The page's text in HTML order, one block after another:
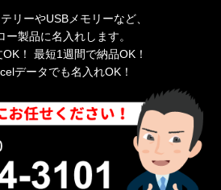
リーやUSBメモリーなど、
ー製品に名入れします。
！ 最短1週間で納品OK！
データでも名入れOK！